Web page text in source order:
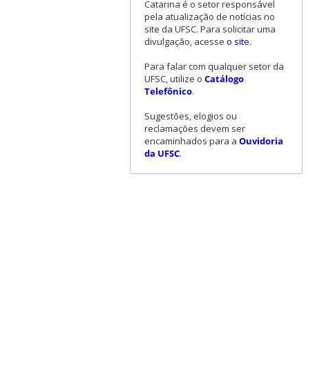
Catarina é o setor responsável
pela atualização de notícias no
site da UFSC. Para solicitar uma
divulgação, acesse o site.
Para falar com qualquer setor da
UFSC, utilize o Catálogo
Telefônico.
Sugestões, elogios ou
reclamações devem ser
encaminhados para a Ouvidoria
da UFSC.